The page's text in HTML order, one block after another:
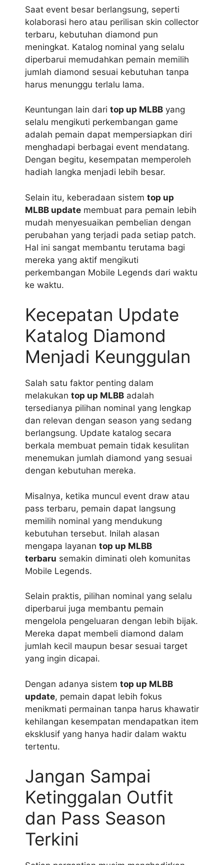
Saat event besar berlangsung, seperti
kolaborasi hero atau perilisan skin collector
terbaru, kebutuhan diamond pun
meningkat. Katalog nominal yang selalu
diperbarui memudahkan pemain memilih
jumlah diamond sesuai kebutuhan tanpa
harus menunggu terlalu lama.
Keuntungan lain dari top up MLBB yang
selalu mengikuti perkembangan game
adalah pemain dapat mempersiapkan diri
menghadapi berbagai event mendatang.
Dengan begitu, kesempatan memperoleh
hadiah langka menjadi lebih besar.
Selain itu, keberadaan sistem top up
MLBB update membuat para pemain lebih
mudah menyesuaikan pembelian dengan
perubahan yang terjadi pada setiap patch.
Hal ini sangat membantu terutama bagi
mereka yang aktif mengikuti
perkembangan Mobile Legends dari waktu
ke waktu.
Kecepatan Update
Katalog Diamond
Menjadi Keunggulan
Salah satu faktor penting dalam
melakukan top up MLBB adalah
tersedianya pilihan nominal yang lengkap
dan relevan dengan season yang sedang
berlangsung. Update katalog secara
berkala membuat pemain tidak kesulitan
menemukan jumlah diamond yang sesuai
dengan kebutuhan mereka.
Misalnya, ketika muncul event draw atau
pass terbaru, pemain dapat langsung
memilih nominal yang mendukung
kebutuhan tersebut. Inilah alasan
mengapa layanan top up MLBB
terbaru semakin diminati oleh komunitas
Mobile Legends.
Selain praktis, pilihan nominal yang selalu
diperbarui juga membantu pemain
mengelola pengeluaran dengan lebih bijak.
Mereka dapat membeli diamond dalam
jumlah kecil maupun besar sesuai target
yang ingin dicapai.
Dengan adanya sistem top up MLBB
update, pemain dapat lebih fokus
menikmati permainan tanpa harus khawatir
kehilangan kesempatan mendapatkan item
eksklusif yang hanya hadir dalam waktu
tertentu.
Jangan Sampai
Ketinggalan Outfit
dan Pass Season
Terkini